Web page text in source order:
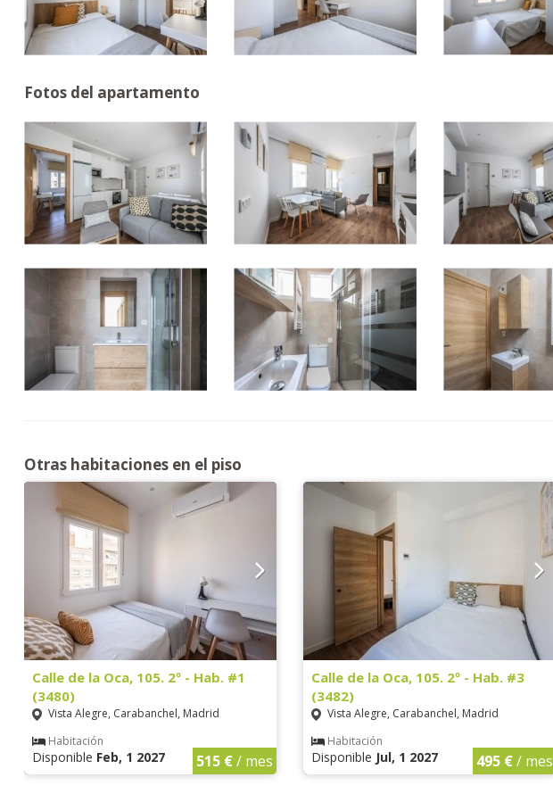
Fotos del apartamento
Otras habitaciones en el piso
Calle de la Oca, 105. 2º - Hab. #1
(3480)
Vista Alegre, Carabanchel, Madrid
Habitación
Disponible Feb, 1 2027 515 €/ mes
Calle de la Oca, 105. 2º - Hab. #3
(3482)
Vista Alegre, Carabanchel, Madrid
Habitación
Disponible Jul, 1 2027 495 €/ mes